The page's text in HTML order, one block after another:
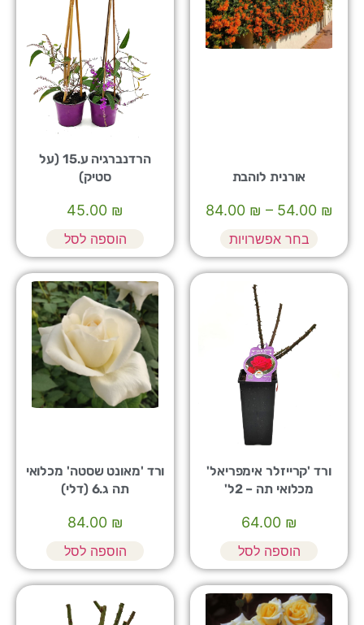
אורנית לוהבת
₪
54.00
–
₪
84.00
בחר אפשרויות
הרדנברגיה ע.15 (על
סטיק)
₪
הוספה לסל
ורד 'קרייזלר אימפריאל'
מכלואי תה – 2ל'
₪
64.00
הוספה לסל
ורד 'מאונט שסטה' מכלואי
תה ג.6 (דלי)
₪
84.00
הוספה לסל